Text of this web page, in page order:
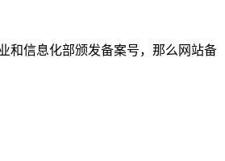
和信息化部颁发备案号，那么网站备